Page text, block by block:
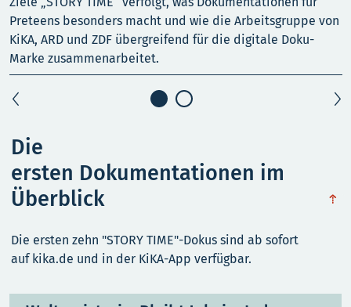
Preteens besonders macht und wie die Arbeitsgruppe von
KiKA, ARD und ZDF übergreifend für die digitale Doku-
Marke zusammenarbeitet.
Die
ersten Dokumentationen im
Überblick
Die ersten zehn "STORY TIME"-Dokus sind ab sofort
auf kika.de und in der KiKA-App verfügbar.